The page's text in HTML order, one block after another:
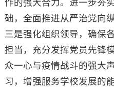
作的强大合力。进一步夯
础，全面推进从严治党向
三是强化组织领导，确保
担当，充分发挥党员先锋
众一心与疫情战斗的强大
习，增强服务学校发展的